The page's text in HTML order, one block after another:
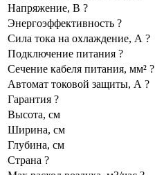
Напряжение, В ?
Энергоэффективность ?
Сила тока на охлаждение, А ?
Подключение питания ?
Сечение кабеля питания, мм² ?
Автомат токовой защиты, А ?
Гарантия ?
Высота, см
Ширина, см
Глубина, см
Страна ?